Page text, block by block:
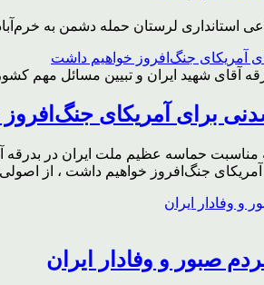
استانداری لرستان حمله دشمن به
آقای شهید ایران و تبیین مسائل مهم
برای آمریکای
حماسه عظیم ملت ایران در بدرقه
جنگ‌افروز خواهیم داشت ، از
صبور و وفادار ایران